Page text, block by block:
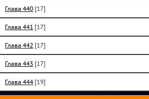
Глава 440 [17]
Глава 441 [17]
Глава 442 [17]
Глава 443 [17]
Глава 444 [19]